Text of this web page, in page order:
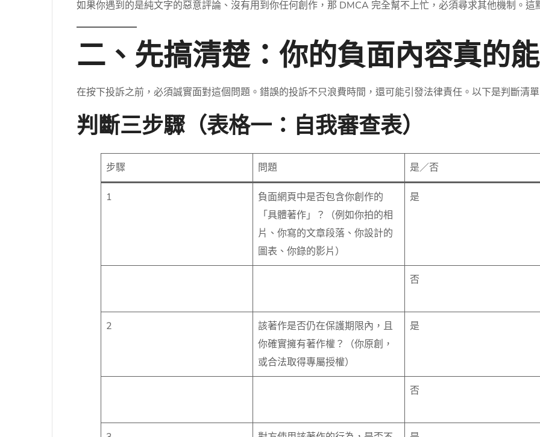
如果你遇到的是純文字的惡意評論、沒有用到你任何創作，那 DMCA 完全幫不上忙，必須尋求其他機制。
二、先搞清楚：你的負面內容真的
在按下投訴之前，必須誠實面對這個問題。錯誤的投訴不只浪費時間，還可能引發法律責任。以下是判斷清
判斷三步驟（表格一：自我審查表）
步驟 問題 是／否
1
負面網頁中是否包含你創作的
「具體著作」？（例如你拍的相
片、你寫的文章段落、你設計的
圖表、你錄的影片）
是
否
2
該著作是否仍在保護期限內，且
你確實擁有著作權？（你原創，
或合法取得專屬授權）
是
否